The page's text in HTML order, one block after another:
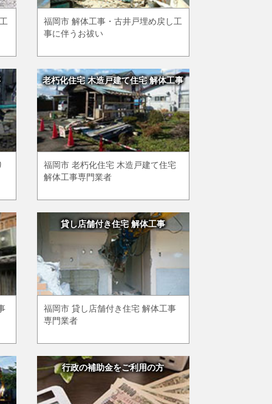
福岡市 解体工事・古井戸埋め戻し工
事に伴うお祓い
老朽化住宅 木造戸建て住宅 解体工事
福岡市 老朽化住宅 木造戸建て住宅
解体工事専門業者
貸し店舗付き住宅 解体工事
福岡市 貸し店舗付き住宅 解体工事
専門業者
行政の補助金をご利用の方